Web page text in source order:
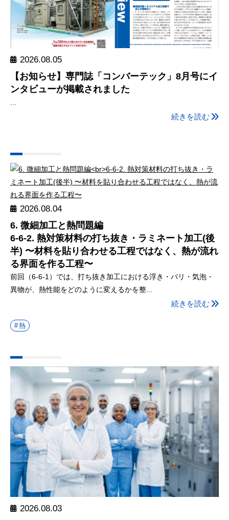
2026.08.05
【お知らせ】専門誌「コンバーテック」8月号にイ
ンタビューが掲載されました
続きを読む
2026.08.04
6. 微細加工と熱問題編
6-6-2. 熱対策材料の打ち抜き・ラミネート加工(後
半) 〜材料を貼り合わせる工程ではなく、熱が流れ
る界面を作る工程〜
前回（6-6-1）では、打ち抜き加工における浮き・バリ・気泡・
異物が、熱性能をどのように変えるかを整...
続きを読む
熱
2026.08.03